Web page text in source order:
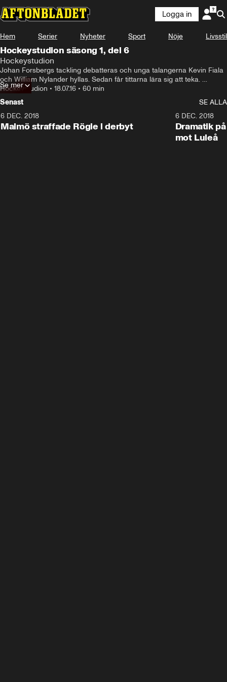
Logga in
Hem Serier Nyheter Sport Nöje Livsstil
Hockeystudion säsong 1, del 6
Hockeystudion
Johan Forsbergs tackling debatteras och unga talangerna Kevin Fiala
och William Nylander hyllas. Sedan får tittarna lära sig att teka.
Listor varvas med galna klipp och de hetaste från SHL och HA.
Hockeystudion • 18.07.16 • 60 min
Se mer
Senast
SE ALLA
6 DEC. 2018
Malmö straffade Rögle i derbyt
6 DEC. 2018
Dramatik
mot Luleå